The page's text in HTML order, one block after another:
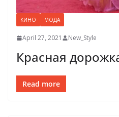
КИНО МОДА
April 27, 2021 New_Style
Красная
Read more